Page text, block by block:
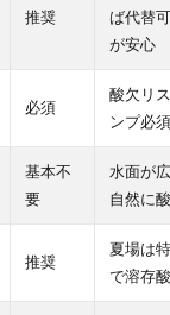
推奨
ば代替
が安心
必須
酸欠リ
ンプ必須
基本不
要
水面が
自然に
推奨
夏場は
で溶存